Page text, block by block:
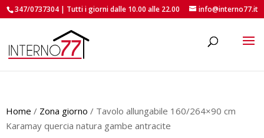
347/0737304 | Tutti i giorni dalle 10.00 alle 22.00 info@interno77.it
Home / Zona giorno / Tavolo allungabile 160/264×90 cm
Karamay quercia natura gambe antracite